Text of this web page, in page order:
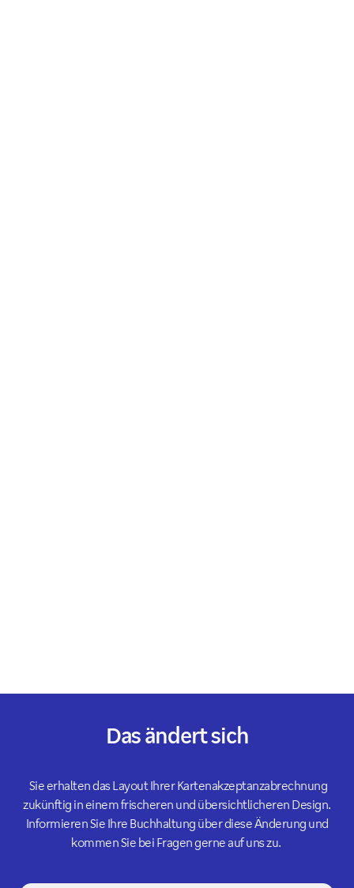
Das ändert sich
Sie erhalten das Layout Ihrer Kartenakzeptanzabrechnung
zukünftig in einem frischeren und übersichtlicheren Design.
Informieren Sie Ihre Buchhaltung über diese Änderung und
kommen Sie bei Fragen gerne auf uns zu.